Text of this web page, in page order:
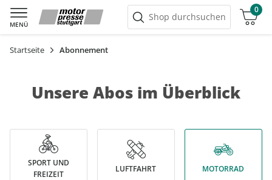
MENÜ
Shop durchsuchen
0
Warenkorb
Startseite Abonnement
Unsere Abos im Überblick
SPORT UND
FREIZEIT
LUFTFAHRT MOTORRAD